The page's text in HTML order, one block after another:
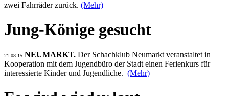
zwei Fahrräder zurück. (Mehr)
Jung-Könige gesucht
21.08.15 NEUMARKT. Der Schachklub Neumarkt veranstaltet in
Kooperation mit dem Jugendbüro der Stadt einen Ferienkurs für
interessierte Kinder und Jugendliche. (Mehr)